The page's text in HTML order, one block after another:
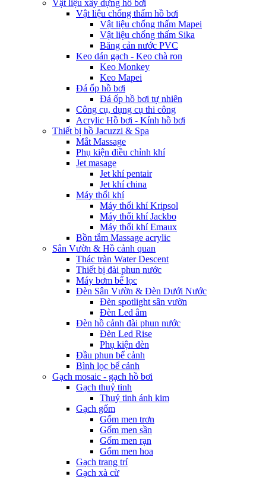
Vật liệu xây dựng hồ bơi
Vật liệu chống thấm hồ bơi
Vật liệu chống thấm Mapei
Vật liệu chống thấm Sika
Băng cản nước PVC
Keo dán gạch - Keo chà ron
Keo Monkey
Keo Mapei
Đá ốp hồ bơi
Đá ốp hồ bơi tự nhiên
Công cụ, dụng cụ thi công
Acrylic Hồ bơi - Kính hồ bơi
Thiết bị hồ Jacuzzi & Spa
Mắt Massage
Phụ kiện điều chỉnh khí
Jet masage
Jet khí pentair
Jet khí china
Máy thổi khí
Máy thổi khí Kripsol
Máy thổi khí Jackbo
Máy thổi khí Emaux
Bồn tắm Massage acrylic
Sân Vườn & Hồ cảnh quan
Thác tràn Water Descent
Thiết bị đài phun nước
Máy bơm bể lọc
Đèn Sân Vườn & Đèn Dưới Nước
Đèn spotlight sân vườn
Đèn Led âm
Đèn hồ cảnh đài phun nước
Đèn Led Rise
Phụ kiện đèn
Đầu phun bể cảnh
Bình lọc bể cảnh
Gạch mosaic - gạch hồ bơi
Gạch thuỷ tinh
Thuỷ tinh ánh kim
Gạch gốm
Gốm men trơn
Gốm men sần
Gốm men rạn
Gốm men hoa
Gạch trang trí
Gạch xà cừ